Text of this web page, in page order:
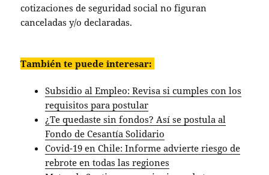
cotizaciones de seguridad social no figuran
canceladas y/o declaradas.
También te puede interesar:
Subsidio al Empleo: Revisa si cumples con los
requisitos para postular
¿Te quedaste sin fondos? Así se postula al
Fondo de Cesantía Solidario
Covid-19 en Chile: Informe advierte riesgo de
rebrote en todas las regiones